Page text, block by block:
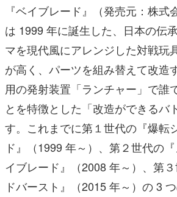
『ベイブレード』（発売元：株式
は 1999 年に誕生した、日本の伝
マを現代風にアレンジした対戦玩
が高く、パーツを組み替えて改造
用の発射装置「ランチャー」で誰
とを特徴とした「改造ができるバ
す。これまでに第１世代の『爆転
ド』（1999 年～）、第２世代の
イブレード』（2008 年～）、第
ドバースト』（2015 年～）の 3